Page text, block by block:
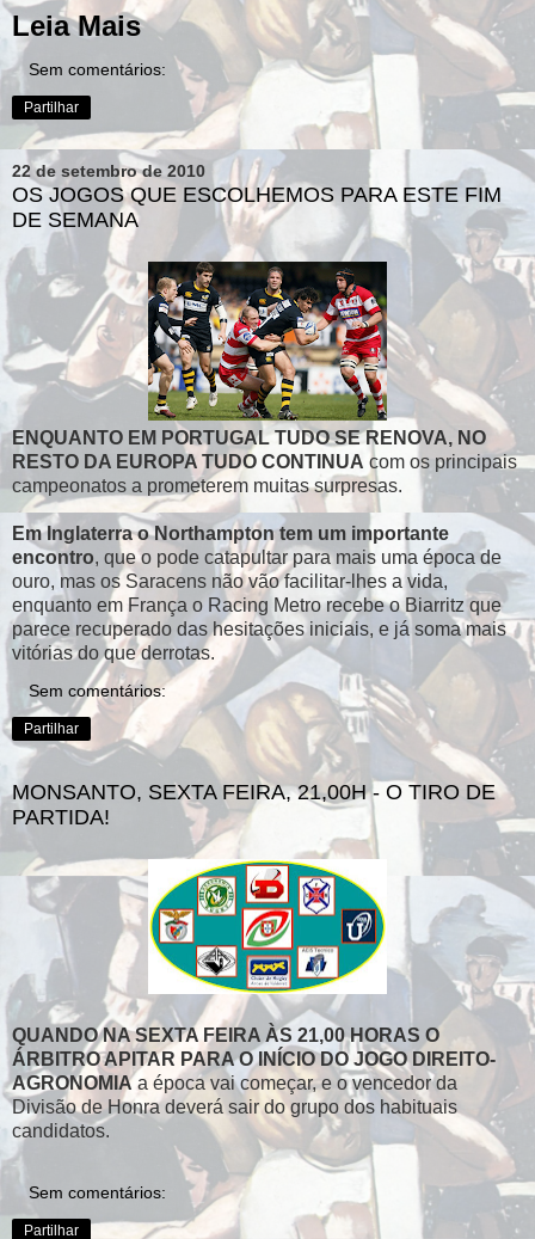
Leia Mais
Sem comentários:
Partilhar
22 de setembro de 2010
OS JOGOS QUE ESCOLHEMOS PARA ESTE FIM
DE SEMANA
ENQUANTO EM PORTUGAL TUDO SE RENOVA, NO
RESTO DA EUROPA TUDO CONTINUA com os principais
campeonatos a prometerem muitas surpresas.
Em Inglaterra o Northampton tem um importante
encontro, que o pode catapultar para mais uma época de
ouro, mas os Saracens não vão facilitar-lhes a vida,
enquanto em França o Racing Metro recebe o Biarritz que
parece recuperado das hesitações iniciais, e já soma mais
vitórias do que derrotas.
Sem comentários:
Partilhar
MONSANTO, SEXTA FEIRA, 21,00H - O TIRO DE
PARTIDA!
QUANDO NA SEXTA FEIRA ÀS 21,00 HORAS O
ÁRBITRO APITAR PARA O INÍCIO DO JOGO DIREITO-
AGRONOMIAa época vai começar, e o vencedor da
Divisão de Honra deverá sair do grupo dos habituais
candidatos.
Sem comentários:
Partilhar